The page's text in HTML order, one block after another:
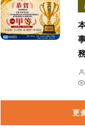
更